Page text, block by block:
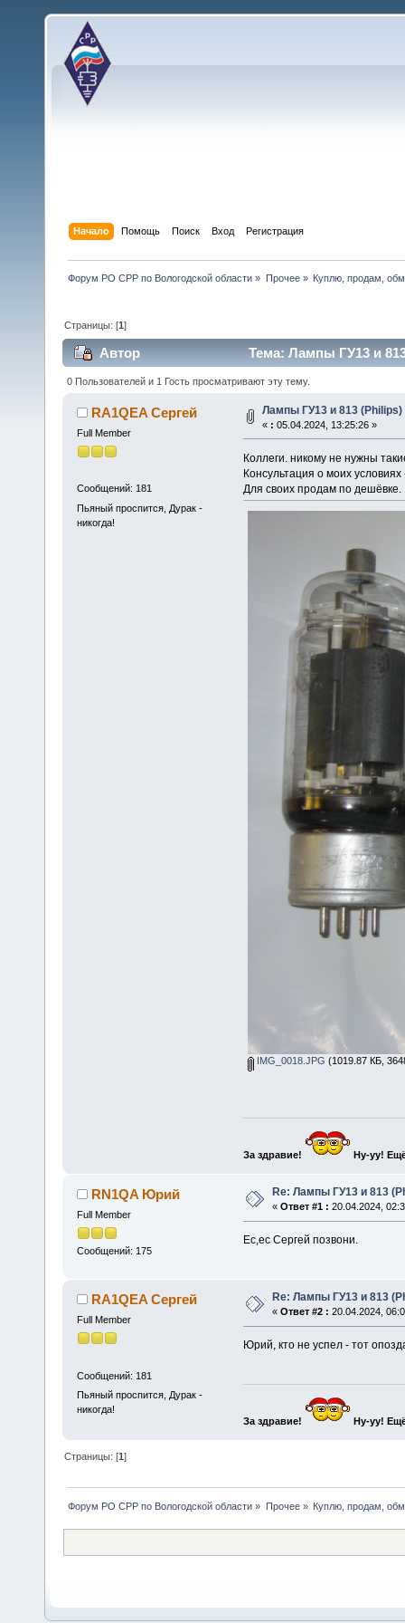
Начало Помощь Поиск Вход Регистрация
Форум РО СРР по Вологодской области » Прочее» Куплю, продам,
Страницы: [1]
Автор Тема: Лампы ГУ13 и
0 Пользователей и 1 Гость просматривают эту тему.
RA1QEA Сергей
Full Member
Сообщений: 181
Пьяный проспится, Дурак -
никогда!
Лампы ГУ13 и 813 (Philips)
« : 05.04.2024, 13:25:26 »
Коллеги. никому не нужны
Консультация о моих
Для своих продам по дешёвке.
IMG_0018.JPG (1019.87 КБ,
За здравие! Ну-уу!
RN1QA Юрий
Full Member
Сообщений: 175
Re: Лампы ГУ13 и 813
« Ответ #1 : 20.04.2024,
Ес,ес Сергей позвони.
RA1QEA Сергей
Full Member
Сообщений: 181
Пьяный проспится, Дурак -
никогда!
Re: Лампы ГУ13 и 813
« Ответ #2 : 20.04.2024,
Юрий, кто не успел - тот
За здравие! Ну-уу!
Страницы: [1]
Форум РО СРР по Вологодской области » Прочее» Куплю, продам,